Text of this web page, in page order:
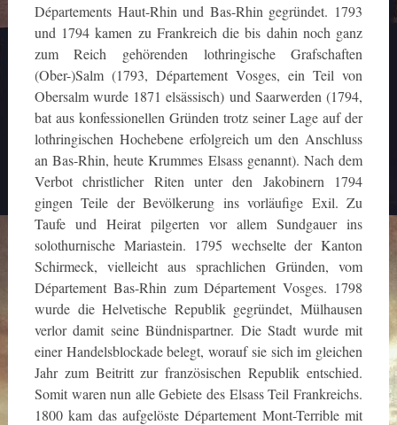
Départements Haut-Rhin und Bas-Rhin gegründet. 1793
und 1794 kamen zu Frankreich die bis dahin noch ganz
zum Reich gehörenden lothringische Grafschaften
(Ober-)Salm (1793, Département Vosges, ein Teil von
Obersalm wurde 1871 elsässisch) und Saarwerden (1794,
bat aus konfessionellen Gründen trotz seiner Lage auf der
lothringischen Hochebene erfolgreich um den Anschluss
an Bas-Rhin, heute Krummes Elsass genannt). Nach dem
Verbot christlicher Riten unter den Jakobinern 1794
gingen Teile der Bevölkerung ins vorläufige Exil. Zu
Taufe und Heirat pilgerten vor allem Sundgauer ins
solothurnische Mariastein. 1795 wechselte der Kanton
Schirmeck, vielleicht aus sprachlichen Gründen, vom
Département Bas-Rhin zum Département Vosges. 1798
wurde die Helvetische Republik gegründet, Mülhausen
verlor damit seine Bündnispartner. Die Stadt wurde mit
einer Handelsblockade belegt, worauf sie sich im gleichen
Jahr zum Beitritt zur französischen Republik entschied.
Somit waren nun alle Gebiete des Elsass Teil Frankreichs.
1800 kam das aufgelöste Département Mont-Terrible mit